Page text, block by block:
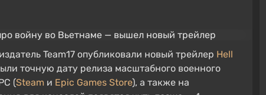
Team17 опубликовали новый трейлер Hell
точную дату релиза масштабного военного
(Steam и Epic Games Store), а также на